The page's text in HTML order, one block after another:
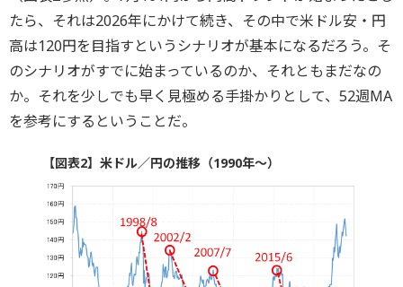
たら、それは2026年にかけて続き、その中で米ドル安・円
高は120円を目指すというシナリオが基本になるだろう。そ
のシナリオがすでに始まっているのか、それともまだなの
か。それを少しでも早く見極める手掛かりとして、52週MA
を参考にするということだ。
【図表2】米ドル／円の推移（1990年～）